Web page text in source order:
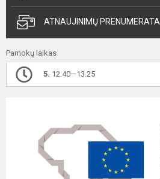
ATNAUJINIMŲ PRENUMERATA
Pamokų laikas
5. 12.40—13.25